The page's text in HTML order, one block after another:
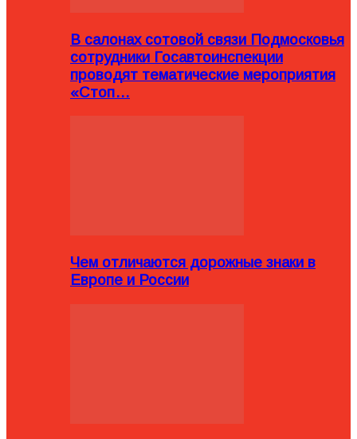
В салонах сотовой связи Подмосковья
сотрудники Госавтоинспекции
проводят тематические мероприятия
«Стоп…
Чем отличаются дорожные знаки в
Европе и России